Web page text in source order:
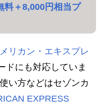
料＋8,000円相当プ
リカン・エキスプレ
ドにも対応していま
い方などはセゾンカ
EXPRESS